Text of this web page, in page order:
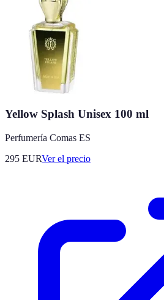
Yellow Splash Unisex 100 ml
Perfumería Comas ES
295 EURVer el precio